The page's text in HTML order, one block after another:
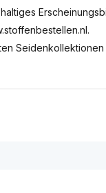
Seidenkollektionen